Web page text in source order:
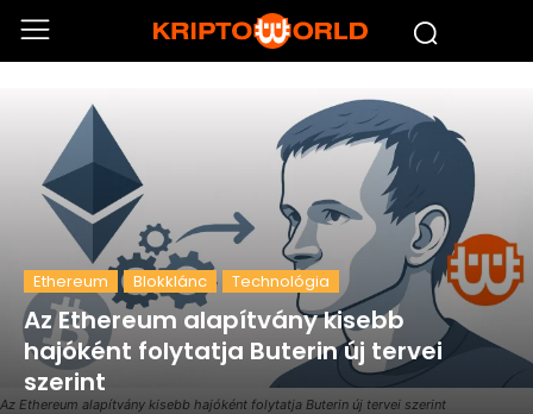
Az Ethereum alapítvány kisebb hajóként folytatja Buterin új tervei szerint
Ethereum Blokklánc Technológia
Az Ethereum alapítvány kisebb
hajóként folytatja Buterin új tervei
szerint